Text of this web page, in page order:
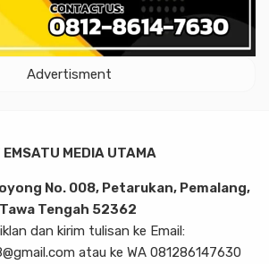
Advertisment
EMSATU MEDIA UTAMA
No. 008, Petarukan, Pemalang,
Tawa Tengah 52362
dan kirim tulisan ke Email:
atau ke WA 081286147630